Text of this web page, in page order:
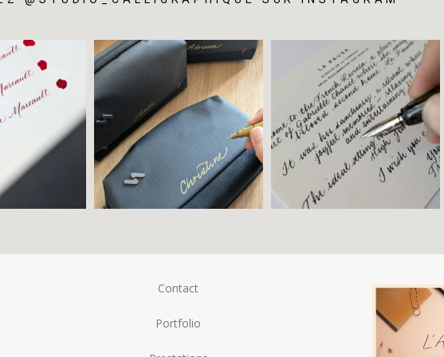
Contact
Portfolio